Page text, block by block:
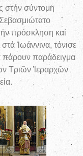
στήν σύντομη
πρόσκληση καί
στά Ἰωάννινα, τόνισε
πάρουν παράδειγμα
Τριῶν Ἱεραρχῶν